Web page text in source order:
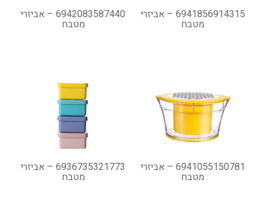
6941856914315 – אביזרי
מטבח
6942083587440 – אביזרי
מטבח
6941055150781 – אביזרי
מטבח
6936735321773 – אביזרי
מטבח